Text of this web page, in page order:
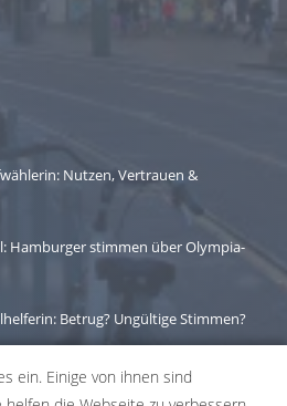
Nutzen, Vertrauen &
Hamburger stimmen über Olympia-
Betrug? Ungültige Stimmen?
ein. Einige von ihnen sind